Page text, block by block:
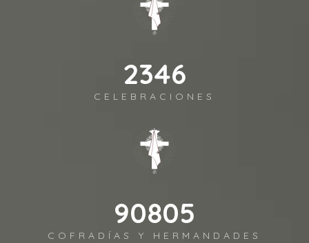
2590
CELEBRACIONES
100264
COFRADÍAS Y HERMANDADES